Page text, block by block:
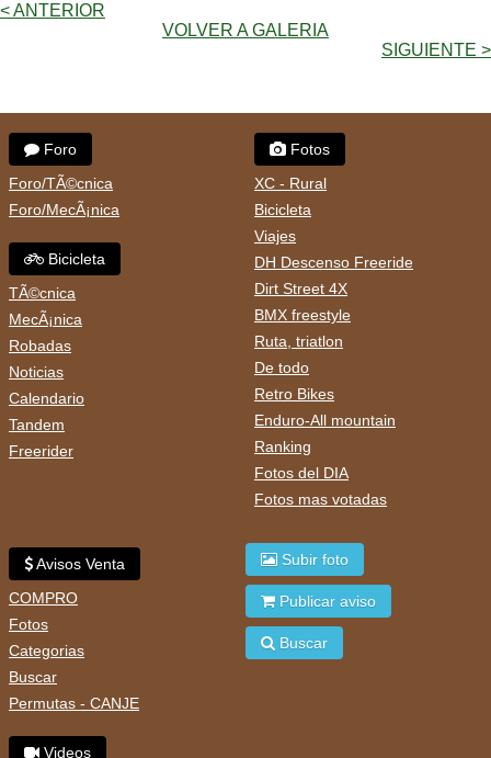
< ANTERIOR
VOLVER A GALERIA
SIGUIENTE >
Foro
Foro/TÃ©cnica
Foro/MecÃ¡nica
Bicicleta
TÃ©cnica
MecÃ¡nica
Robadas
Noticias
Calendario
Tandem
Freerider
Fotos
XC - Rural
Bicicleta
Viajes
DH Descenso Freeride
Dirt Street 4X
BMX freestyle
Ruta, triatlon
De todo
Retro Bikes
Enduro-All mountain
Ranking
Fotos del DIA
Fotos mas votadas
Avisos Venta
COMPRO
Fotos
Categorias
Buscar
Permutas - CANJE
Videos
Subir foto
Publicar aviso
Buscar